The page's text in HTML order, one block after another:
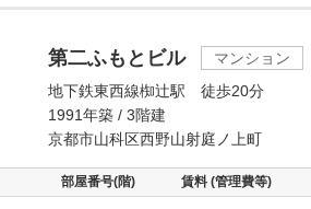
第二ふもとビル
マンション
地下鉄東西線椥辻駅 徒歩20分
1991年築 / 3階建
京都市山科区西野山射庭ノ上町
部屋番号(階) 賃料 (管理費等)